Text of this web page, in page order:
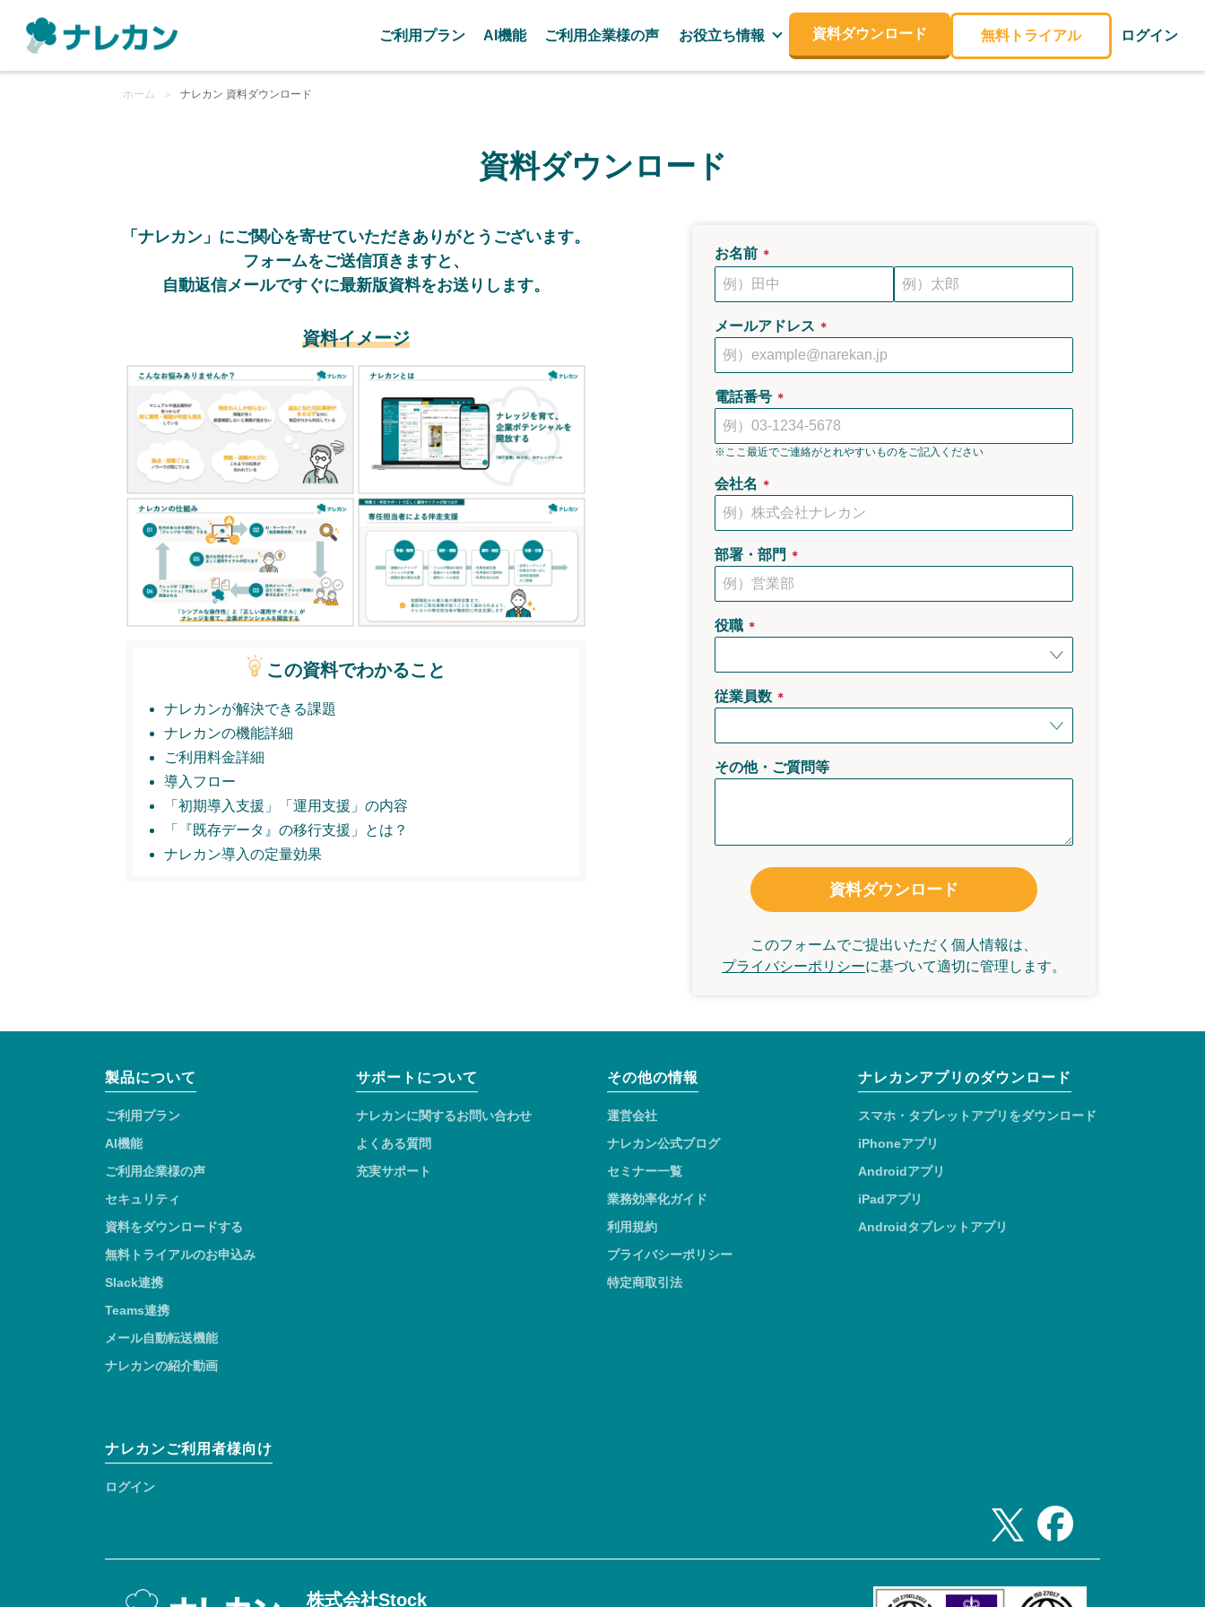
ご利用プラン AI機能 ご利用企業様の声 お役立ち情報 資料ダウンロード 無料トライアル ログイン
ホーム ＞ ナレカン 資料ダウンロード
資料ダウンロード
「ナレカン」にご関心を寄せていただき ありがとうございます。
フォームをご送信頂きますと、
自動返信メールですぐに最新版資料をお送りします。
資料イメージ
この資料でわかること
ナレカンが解決できる課題
ナレカンの機能詳細
ご利用料金詳細
導入フロー
「初期導入支援」
「運用支援」の内容
「『既存データ』の移行支援」とは？
ナレカン導入の定量効果
お名前 ＊
メールアドレス ＊
電話番号 ＊
※ここ最近でご連絡がとれやすいものをご記入ください
会社名 ＊
部署・部門 ＊
役職 ＊
従業員数 ＊
その他・ご質問等
資料ダウンロード
このフォームでご提出いただく個人情報は、
プライバシーポリシーに基づいて適切に管理します。
製品について
ご利用プラン
AI機能
ご利用企業様の声
セキュリティ
資料をダウンロードする
無料トライアルのお申込み
Slack連携
Teams連携
メール自動転送機能
ナレカンの紹介動画
サポートについて
ナレカンに関するお問い合わせ
よくある質問
充実サポート
その他の情報
運営会社
ナレカン公式ブログ
セミナー一覧
業務効率化ガイド
利用規約
プライバシーポリシー
特定商取引法
ナレカンアプリのダウンロード
スマホ・タブレットアプリをダウンロード
iPhoneアプリ
Androidアプリ
iPadアプリ
Androidタブレットアプリ
ナレカンご利用者様向け
ログイン
株式会社Stock